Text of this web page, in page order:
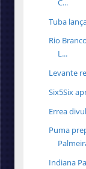
C...
Tuba
Rio
L...
Levante
Six5Six
Errea
Puma
Indiana